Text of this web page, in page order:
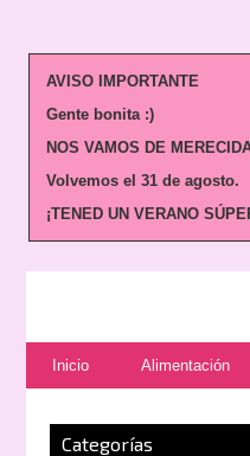
AVISO IMPORTANTE
Gente bonita :)
NOS VAMOS DE
Volvemos el 31 de agosto.
¡TENED UN VERANO
Inicio Alimentación
Categorías